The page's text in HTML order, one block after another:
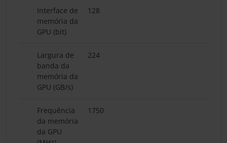
Interface de
memória da
GPU (bit)
128
Largura de
banda da
memória da
GPU (GB/s)
224
Frequência
da memória
da GPU
1750